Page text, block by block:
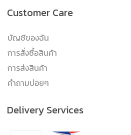
Customer Care
บัญชีของฉัน
การสั่งซื้อสินค้า
การส่งสินค้า
คำถามบ่อยๆ
Delivery Services